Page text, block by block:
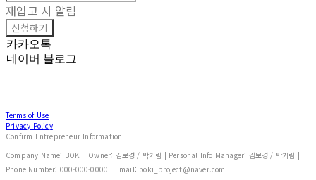
재입고 시 알림
신청하기
카카오톡
네이버 블로그
Terms of Use
Privacy Policy
Confirm Entrepreneur Information
Company Name: BOKI | Owner: 김보경 / 박기림 | Personal Info Manager: 김보경 / 박기림 |
Phone Number: 000-000-0000 | Email: boki_project@naver.com